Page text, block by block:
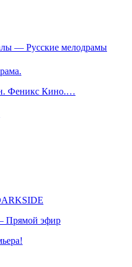
— Русские мелодрамы
Феникс Кино.…
эфир